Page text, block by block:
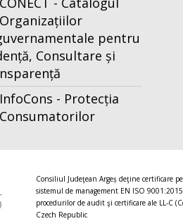
Organizațiilor
pentru
Consultare și
InfoCons - Protecția
Consumatorilor
Consiliul Judeţean Argeș deţine certificare
sistemul de management EN ISO
procedurilor de audit şi certificare ale LL-C
Czech Republic